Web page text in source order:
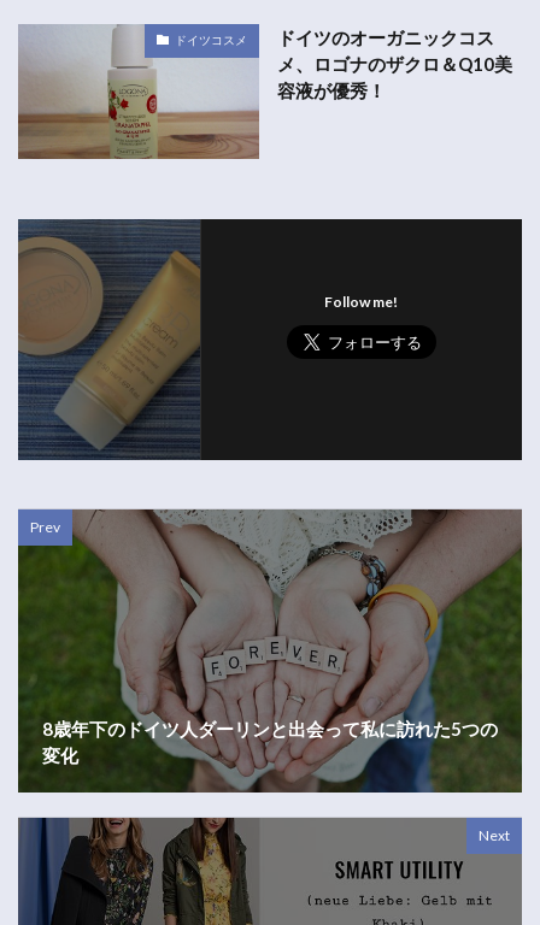
ドイツコスメ
ドイツのオーガニックコス
メ、ロゴナのザクロ＆Q10美
容液が優秀！
Follow me!
Prev
8歳年下のドイツ人ダーリンと出会って私に訪れた5つの
変化
Next